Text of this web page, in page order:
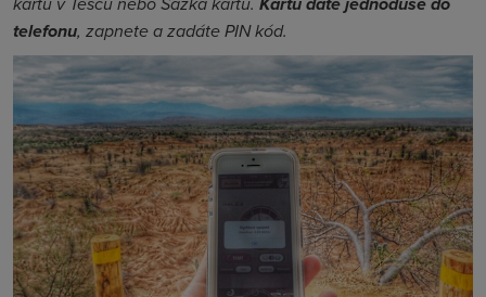
telefonu, zapnete a zadáte PIN kód.